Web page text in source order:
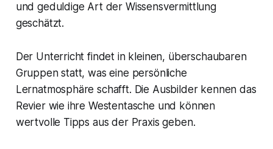
und geduldige Art der Wissensvermittlung
geschätzt.
Der Unterricht findet in kleinen, überschaubaren
Gruppen statt, was eine persönliche
Lernatmosphäre schafft. Die Ausbilder kennen das
Revier wie ihre Westentasche und können
wertvolle Tipps aus der Praxis geben.